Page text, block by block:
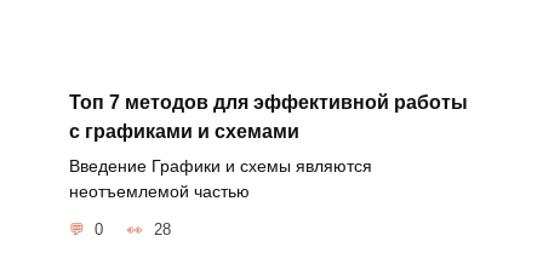
Топ 7 методов для эффективной работы
с графиками и схемами
Введение Графики и схемы являются
неотъемлемой частью
0 28